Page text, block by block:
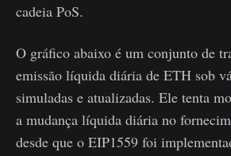
cadeia PoS.
O gráfico abaixo é um conjunto de
emissão líquida diária de ETH sob
simuladas e atualizadas. Ele tenta
a mudança líquida diária no
desde que o EIP1559 foi